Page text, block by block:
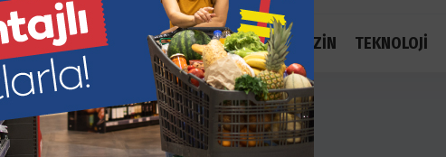
SANAT SAĞLIK SPOR SİYASET MAGAZİN TEKNOLOJİ
Foto Galeri
Sayfa Foto Galeri Ünlüler